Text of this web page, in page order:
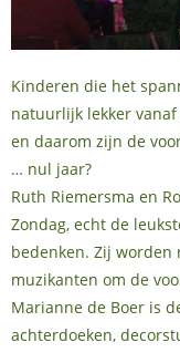
Kinderen die het
natuurlijk lekker
en daarom zijn de
… nul jaar?
Ruth Riemersma en
Zondag, echt de
bedenken. Zij
muzikanten om de
Marianne de Boer is
achterdoeken,